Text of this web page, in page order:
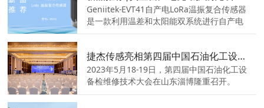
测试。其尺寸全球最小，方便施工和安装。
Geniitek-EVT41自产电LoRa温振复合传感器
是一款利用温差和太阳能双系统进行自产电
产品。
捷杰传感亮相第四届中国石油化工设备检维修技术大会
2023年5月18-19日，第四届中国石油化工设
备检维修技术大会在山东淄博隆重召开。